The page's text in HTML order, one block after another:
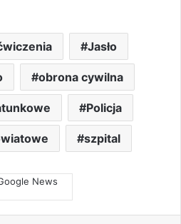
Jasło
obrona cywilna
Policja
szpital